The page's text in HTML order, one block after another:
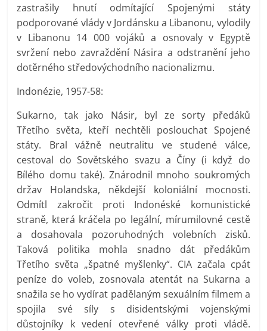
zastrašily hnutí odmítající Spojenými státy
podporované vlády v Jordánsku a Libanonu, vylodily
v Libanonu 14 000 vojáků a osnovaly v Egyptě
svržení nebo zavraždění Násira a odstranění jeho
dotěrného středovýchodního nacionalizmu.
Indonézie, 1957-58:
Sukarno, tak jako Násir, byl ze sorty předáků
Třetího světa, kteří nechtěli poslouchat Spojené
státy. Bral vážně neutralitu ve studené válce,
cestoval do Sovětského svazu a Číny (i když do
Bílého domu také). Znárodnil mnoho soukromých
držav Holandska, někdejší koloniální mocnosti.
Odmítl zakročit proti Indonéské komunistické
straně, která kráčela po legální, mírumilovné cestě
a dosahovala pozoruhodných volebních zisků.
Taková politika mohla snadno dát předákům
Třetího světa „špatné myšlenky“. CIA začala cpát
peníze do voleb, zosnovala atentát na Sukarna a
snažila se ho vydírat padělaným sexuálním filmem a
spojila své síly s disidentskými vojenskými
důstojníky k vedení otevřené války proti vládě.